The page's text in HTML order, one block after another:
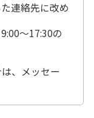
連絡先に改め
～17:30の
、メッセー